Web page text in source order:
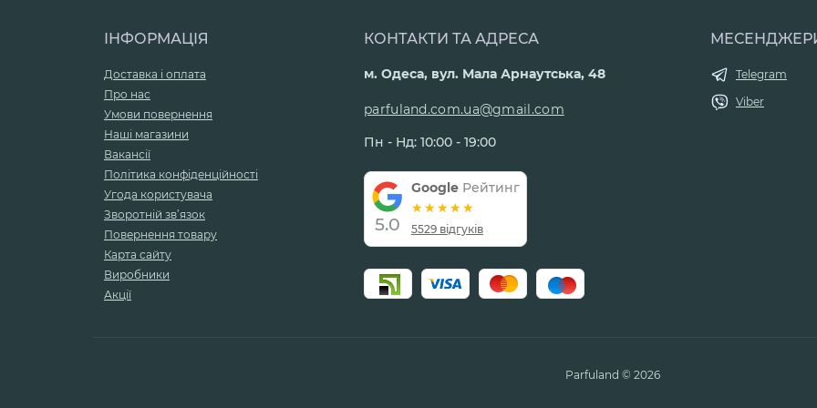
ІНФОРМАЦІЯ
Доставка і оплата
Про нас
Умови повернення
Наші магазини
Вакансії
Політика конфіденційності
Угода користувача
Зворотній зв’язок
Повернення товару
Карта сайту
Виробники
Акції
КОНТАКТИ ТА АДРЕСА
м. Одеса, вул. Мала Арнаутська, 48
parfuland.com.ua@gmail.com
Пн - Нд: 10:00 - 19:00
5.0
Google Рейтинг
5529 відгуків
Telegram
Viber
Parfuland © 2026